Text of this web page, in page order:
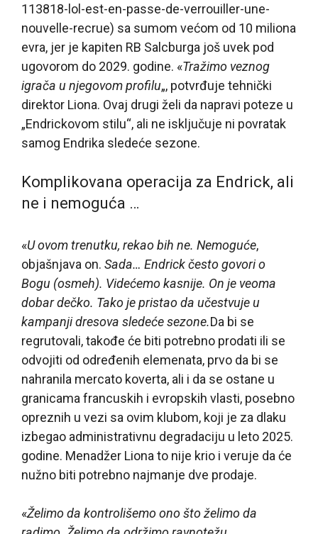
113818-lol-est-en-passe-de-verrouiller-une-
nouvelle-recrue) sa sumom većom od 10 miliona
evra, jer je kapiten RB Salcburga još uvek pod
ugovorom do 2029. godine. «Tražimo veznog
igrača u njegovom profilu„, potvrđuje tehnički
direktor Liona. Ovaj drugi želi da napravi poteze u
„Endrickovom stilu“, ali ne isključuje ni povratak
samog Endrika sledeće sezone.
Komplikovana operacija za Endrick, ali
ne i nemoguća …
«U ovom trenutku, rekao bih ne. Nemoguće,
objašnjava on. Sada… Endrick često govori o
Bogu (osmeh). Videćemo kasnije. On je veoma
dobar dečko. Tako je pristao da učestvuje u
kampanji dresova sledeće sezone.Da bi se
regrutovali, takođe će biti potrebno prodati ili se
odvojiti od određenih elemenata, prvo da bi se
nahranila mercato koverta, ali i da se ostane u
granicama francuskih i evropskih vlasti, posebno
opreznih u vezi sa ovim klubom, koji je za dlaku
izbegao administrativnu degradaciju u leto 2025.
godine. Menadžer Liona to nije krio i veruje da će
nužno biti potrebno najmanje dve prodaje.
«Želimo da kontrolišemo ono što želimo da